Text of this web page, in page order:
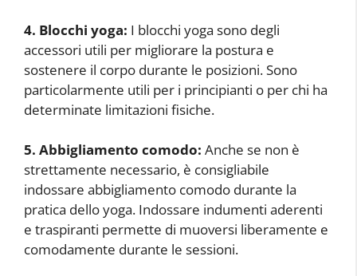
4. Blocchi yoga: I blocchi yoga sono degli
accessori utili per migliorare la postura e
sostenere il corpo durante le posizioni. Sono
particolarmente utili per i principianti o per chi ha
determinate limitazioni fisiche.
5. Abbigliamento comodo: Anche se non è
strettamente necessario, è consigliabile
indossare abbigliamento comodo durante la
pratica dello yoga. Indossare indumenti aderenti
e traspiranti permette di muoversi liberamente e
comodamente durante le sessioni.